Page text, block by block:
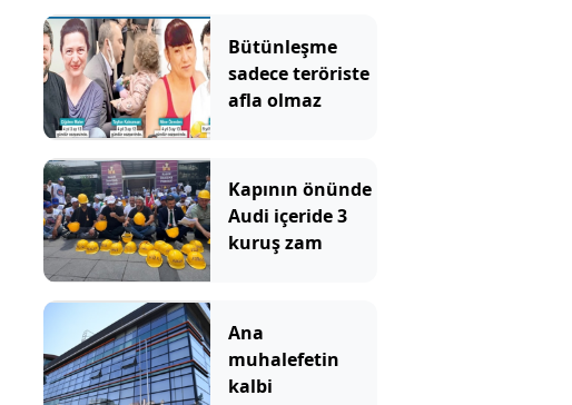
Bütünleşme
sadece teröriste
afla olmaz
Kapının önünde
Audi içeride 3
kuruş zam
Ana
muhalefetin
kalbi